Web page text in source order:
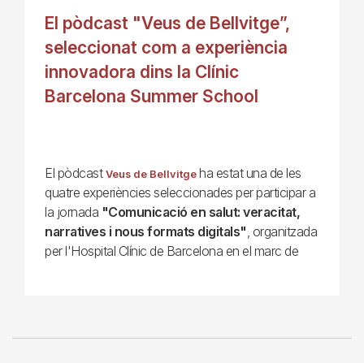
El pòdcast "Veus de Bellvitge”,
seleccionat com a experiència
innovadora dins la Clínic
Barcelona Summer School
El pòdcast Veus de Bellvitgeha estat una de les
quatre experiències seleccionades per participar a
la jornada "Comunicació en salut: veracitat,
narratives i nous formats digitals" , organitzada
per l'Hospital Clínic de Barcelona en el marc de